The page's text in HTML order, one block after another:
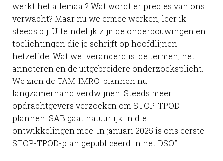
werkt het allemaal? Wat wordt er precies van ons
verwacht? Maar nu we ermee werken, leer ik
steeds bij. Uiteindelijk zijn de onderbouwingen en
toelichtingen die je schrijft op hoofdlijnen
hetzelfde. Wat wel veranderd is: de termen, het
annoteren en de uitgebreidere onderzoeksplicht.
We zien de TAM-IMRO-plannen nu
langzamerhand verdwijnen. Steeds meer
opdrachtgevers verzoeken om STOP-TPOD-
plannen. SAB gaat natuurlijk in die
ontwikkelingen mee. In januari 2025 is ons eerste
STOP-TPOD-plan gepubliceerd in het DSO.”